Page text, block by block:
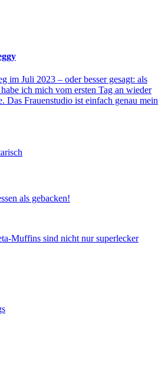
im Juli 2023 – oder besser gesagt: als
ich mich vom ersten Tag an wieder
Das Frauenstudio ist einfach genau mein
als gebacken!
Muffins sind nicht nur superlecker